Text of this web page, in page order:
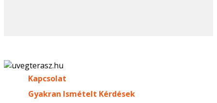
Kapcsolat
Gyakran Ismételt Kérdések